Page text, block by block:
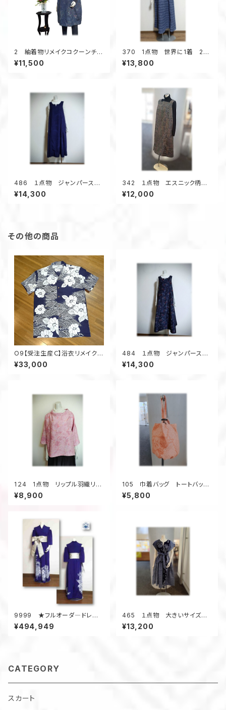
2 紬着物リメイクコクーンチュ
ニック（紺メランジ調／花柄）
¥11,500
370 1点物 世界に1着 2種
類の浴衣地リメイク 着ると可
愛い 幾何学柄 テントライン
¥13,800
486 １点物 ジャンパースカ
ート テントラインワンピース
紬着物リメイク 大きいサイ
¥14,300
342 １点物 エスニック柄
紬 Aラインワンピース ジャン
スカ オールシーズン 着物リ
¥12,000
その他の商品
O9【受注生産Ｃ】浴衣リメイクア
ロハシャツフルオーダー
¥33,000
484 １点物 ジャンパースカ
ート テントラインワンピース
大島紬 花柄 小さいサイズ
¥14,300
1２4 1点物 リップル羽織リメ
イク プルオーバーブラウス ３
シーズン ツイスト衿 リラック
¥8,900
105 巾着バッグ トートバッ
グ バケツ型バッグ 小さいサ
イズ 総絞り着物 オレンジ
¥5,800
9999 ★フルオーダ―ドレス
製作★ ★表示価格は販売価
格ではありません★ ★購入前
¥494,949
465 １点物 大きいサイズ
浴衣リメイク キーネック フレ
ンチスリーブ ワンピース ジャ
¥13,200
CATEGORY
スカート